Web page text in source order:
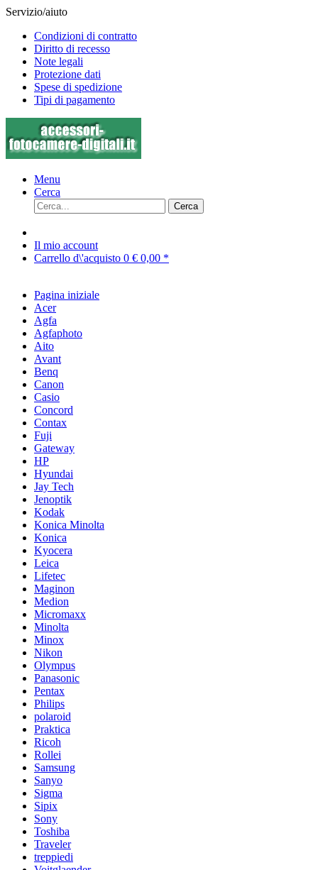
Servizio/aiuto
Condizioni di contratto
Diritto di recesso
Note legali
Protezione dati
Spese di spedizione
Tipi di pagamento
Menu
Cerca
Cerca
Il mio account
Carrello d\'acquisto 0 € 0,00 *
Pagina iniziale
Acer
Agfa
Agfaphoto
Aito
Avant
Benq
Canon
Casio
Concord
Contax
Fuji
Gateway
HP
Hyundai
Jay Tech
Jenoptik
Kodak
Konica Minolta
Konica
Kyocera
Leica
Lifetec
Maginon
Medion
Micromaxx
Minolta
Minox
Nikon
Olympus
Panasonic
Pentax
Philips
polaroid
Praktica
Ricoh
Rollei
Samsung
Sanyo
Sigma
Sipix
Sony
Toshiba
Traveler
treppiedi